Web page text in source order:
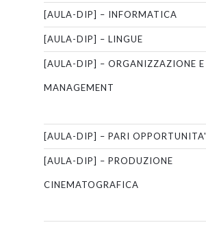
[AULA-DIP] – INFORMATICA
[AULA-DIP] – LINGUE
[AULA-DIP] – ORGANIZZAZIONE E
MANAGEMENT
[AULA-DIP] – PARI OPPORTUNITA'
[AULA-DIP] – PRODUZIONE
CINEMATOGRAFICA